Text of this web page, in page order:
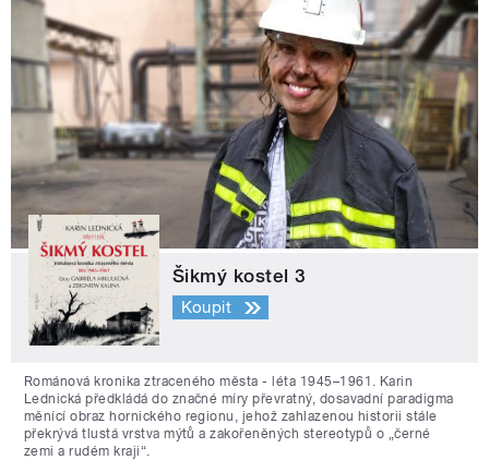
Šikmý kostel 3
Koupit
Románová kronika ztraceného města - léta 1945–1961. Karin
Lednická předkládá do značné míry převratný, dosavadní paradigma
měnící obraz hornického regionu, jehož zahlazenou historii stále
překrývá tlustá vrstva mýtů a zakořeněných stereotypů o „černé
zemi a rudém kraji“.